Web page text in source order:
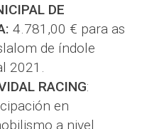
DE
4.781,00 € para as
de índole
2021.
RACING:
en
a nivel